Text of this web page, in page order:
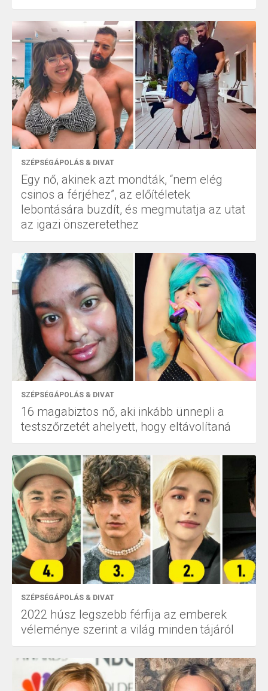
SZÉPSÉGÁPOLÁS & DIVAT
Egy nő, akinek azt mondták, “nem elég
csinos a férjéhez”, az előítéletek
lebontására buzdít, és megmutatja az utat
az igazi önszeretethez
SZÉPSÉGÁPOLÁS & DIVAT
16 magabiztos nő, aki inkább ünnepli a
testszőrzetét ahelyett, hogy eltávolítaná
SZÉPSÉGÁPOLÁS & DIVAT
2022 húsz legszebb férfija az emberek
véleménye szerint a világ minden tájáról